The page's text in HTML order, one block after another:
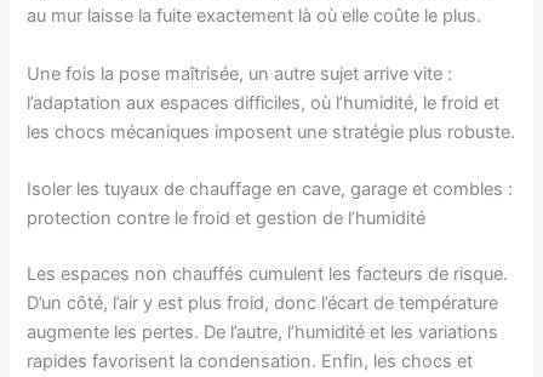
au mur laisse la fuite exactement là où elle coûte le plus.
Une fois la pose maîtrisée, un autre sujet arrive vite :
l’adaptation aux espaces difficiles, où l’humidité, le froid et
les chocs mécaniques imposent une stratégie plus robuste.
Isoler les tuyaux de chauffage en cave, garage et combles :
protection contre le froid et gestion de l’humidité
Les espaces non chauffés cumulent les facteurs de risque.
D’un côté, l’air y est plus froid, donc l’écart de température
augmente les pertes. De l’autre, l’humidité et les variations
rapides favorisent la condensation. Enfin, les chocs et